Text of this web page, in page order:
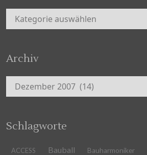
Kategorien
Archiv
Archiv
Schlagworte
ACCESS Bauball Bauharmoniker